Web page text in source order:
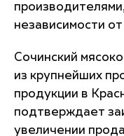
независимости
Сочинский
из крупнейших
продукции в
подтверждает
увеличении